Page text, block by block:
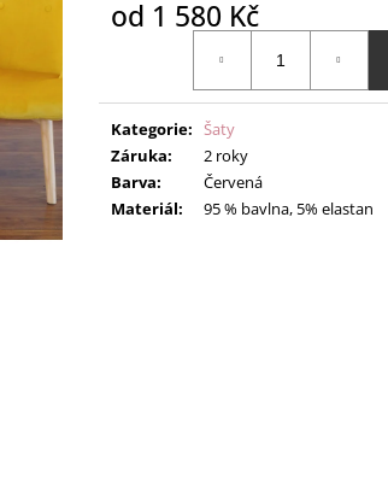
od 1 580 Kč
Kategorie:
Šaty
Záruka:
2 roky
Barva:
Červená
Materiál: 95 % bavlna, 5% elastan